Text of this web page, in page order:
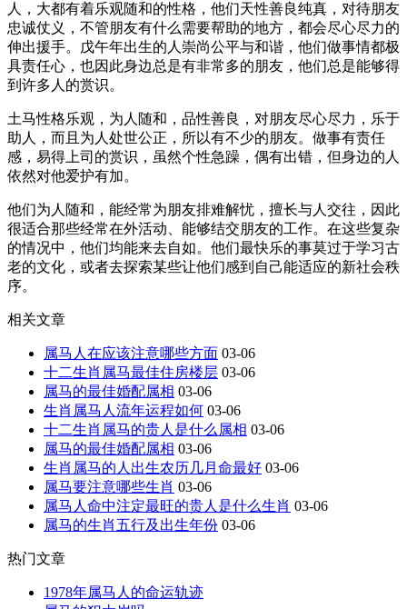
人，大都有着乐观随和的性格，他们天性善良纯真，对待朋友
忠诚仗义，不管朋友有什么需要帮助的地方，都会尽心尽力的
伸出援手。戊午年出生的人崇尚公平与和谐，他们做事情都极
具责任心，也因此身边总是有非常多的朋友，他们总是能够得
到许多人的赏识。
土马性格乐观，为人随和，品性善良，对朋友尽心尽力，乐于
助人，而且为人处世公正，所以有不少的朋友。做事有责任
感，易得上司的赏识，虽然个性急躁，偶有出错，但身边的人
依然对他爱护有加。
他们为人随和，能经常为朋友排难解忧，擅长与人交往，因此
很适合那些经常在外活动、能够结交朋友的工作。在这些复杂
的情况中，他们均能来去自如。他们最快乐的事莫过于学习古
老的文化，或者去探索某些让他们感到自己能适应的新社会秩
序。
相关文章
属马人在应该注意哪些方面 03-06
十二生肖属马最佳住房楼层 03-06
属马的最佳婚配属相 03-06
生肖属马人流年运程如何 03-06
十二生肖属马的贵人是什么属相 03-06
属马的最佳婚配属相 03-06
生肖属马的人出生农历几月命最好 03-06
属马要注意哪些生肖 03-06
属马人命中注定最旺的贵人是什么生肖 03-06
属马的生肖五行及出生年份 03-06
热门文章
1978年属马人的命运轨迹